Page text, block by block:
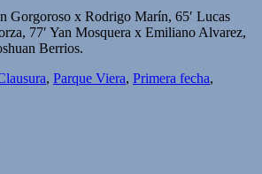
Gorgoroso x Rodrigo Marín, 65′ Lucas
77′ Yan Mosquera x Emiliano Alvarez,
Berrios.
, Parque Viera, Primera fecha,